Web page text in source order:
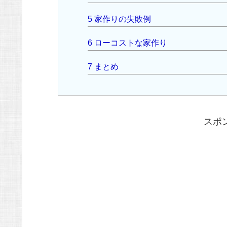
5 家作りの失敗例
6 ローコストな家作り
7 まとめ
スポ